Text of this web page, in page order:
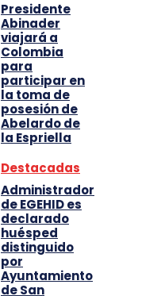
Presidente
Abinader
viajará a
Colombia
para
participar en
la toma de
posesión de
Abelardo de
la Espriella
Destacadas
Administrador
de EGEHID es
declarado
huésped
distinguido
por
Ayuntamiento
de San